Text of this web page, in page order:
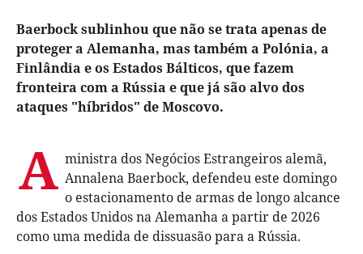
Baerbock sublinhou que não se trata apenas de
proteger a Alemanha, mas também a Polónia, a
Finlândia e os Estados Bálticos, que fazem
fronteira com a Rússia e que já são alvo dos
ataques "híbridos" de Moscovo.
A ministra dos Negócios Estrangeiros alemã,
Annalena Baerbock, defendeu este domingo
o estacionamento de armas de longo alcance
dos Estados Unidos na Alemanha a partir de 2026
como uma medida de dissuasão para a Rússia.